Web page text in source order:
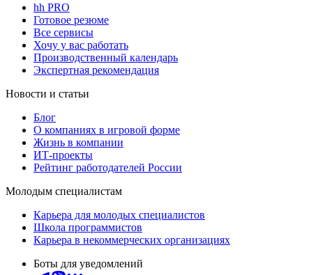
hh PRO
Готовое резюме
Все сервисы
Хочу у вас работать
Производственный календарь
Экспертная рекомендация
Новости и статьи
Блог
О компаниях в игровой форме
Жизнь в компании
ИТ-проекты
Рейтинг работодателей России
Молодым специалистам
Карьера для молодых специалистов
Школа программистов
Карьера в некоммерческих организациях
Боты для уведомлений